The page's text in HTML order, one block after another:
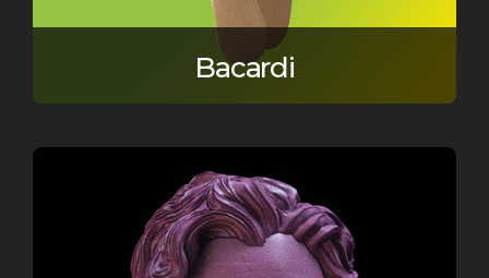
Bacardi